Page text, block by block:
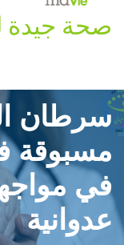
صحة جيدة
سرطان
مسبوقة
في
عدوانية